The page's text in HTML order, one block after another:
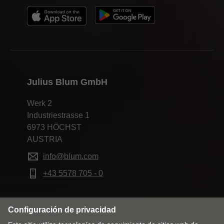
Julius Blum GmbH
Werk 2
Industriestrasse 1
6973 HÖCHST
AUSTRIA
info@blum.com
+43 5578 705 - 0